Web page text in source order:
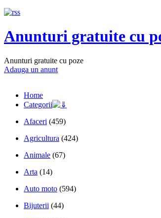
Anunturi gratuite cu
Anunturi gratuite cu poze
Adauga un anunt
Home
Categorii
Afaceri (459)
Agricultura (424)
Animale (67)
Arta (14)
Auto moto (594)
Bijuterii (44)